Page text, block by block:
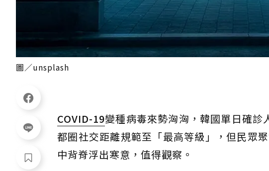
圖／unsplash
COVID-19變種病毒來勢洶洶，韓國單日確
都圈社交距離規範至「最高等級」，但民眾
中背脊浮出寒意，值得觀察。